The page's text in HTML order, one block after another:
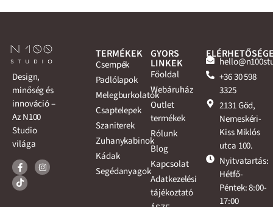
Design,
minőség és
innováció –
Az N100
Studio
világa
TERMÉKEK
Csempék
Padlólapok
Melegburkolatok
Csaptelepek
Szaniterek
Zuhanykabinok
Kádak
Segédanyagok
GYORS
LINKEK
Főoldal
Webáruház
Outlet
termékek
Rólunk
Blog
Kapcsolat
Adatkezelési
tájékoztató
+36 30 598
3325
2131 Göd,
Nemeskéri-
Kiss Miklós
utca 100.
Nyitvatartás:
Hétfő-
Péntek: 8:00-
17:00